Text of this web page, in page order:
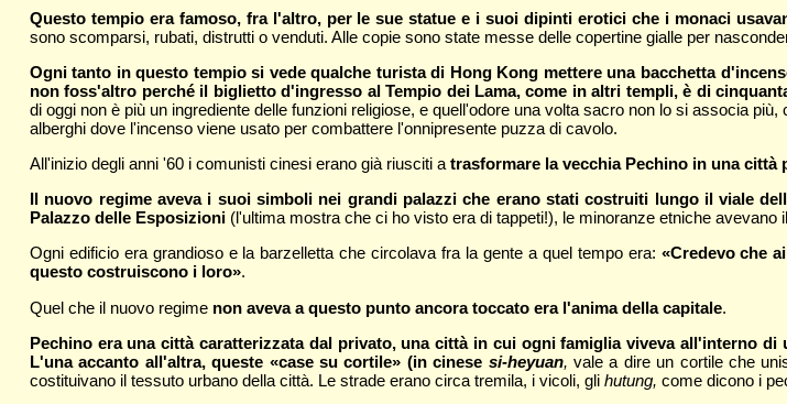
Questo tempio era famoso, fra l'altro, per le sue statue e i suoi dipinti erotici che i monaci
sono scomparsi, rubati, distrutti o venduti. Alle copie sono state messe delle copertine gialle per
Ogni tanto in questo tempio si vede qualche turista di Hong Kong mettere una bacchetta
non foss'altro perché il biglietto d'ingresso al Tempio dei Lama, come in altri templi, è di
di oggi non è più un ingrediente delle funzioni religiose, e quell'odore una volta sacro non lo si associa
alberghi dove l'incenso viene usato per combattere l'onnipresente puzza di cavolo.
All'inizio degli anni '60 i comunisti cinesi erano già riusciti a trasformare la vecchia Pechino in una città
Il nuovo regime aveva i suoi simboli nei grandi palazzi che erano stati costruiti lungo il viale
Palazzo delle Esposizioni(l'ultima mostra che ci ho visto era di tappeti!), le minoranze etniche avevano
Ogni edificio era grandioso e la barzelletta che circolava fra la gente a quel tempo era: «Credevo che
questo costruiscono i loro».
Quel che il nuovo regime non aveva a questo punto ancora toccato era l'anima della capitale.
Pechino era una città caratterizzata dal privato, una città in cui ogni famiglia viveva all'interno
L'una accanto all'altra, queste «case su cortile» (in cinese si-heyuan, vale a dire un cortile che
costituivano il tessuto urbano della città. Le strade erano circa tremila, i vicoli, gli hutung, come dicono i